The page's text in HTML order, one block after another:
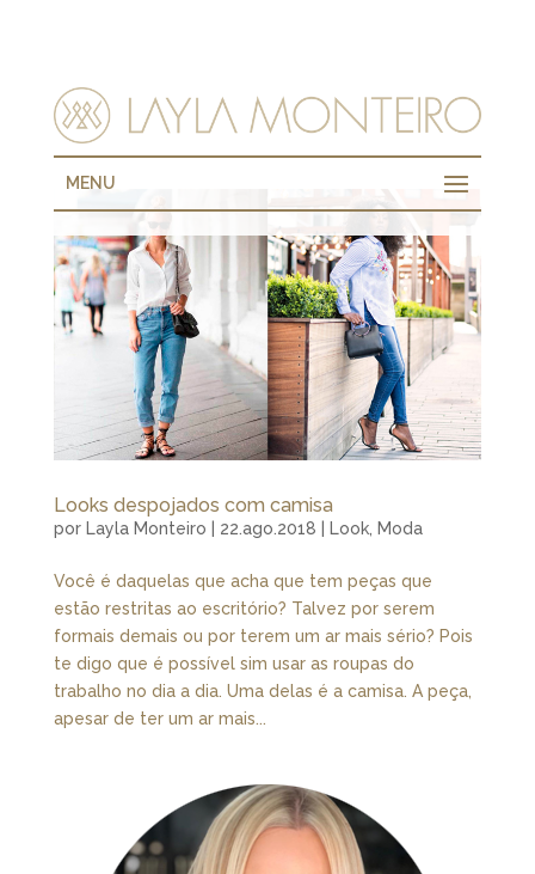
MENU
Looks despojados com camisa
por Layla Monteiro 22.ago.2018 Look, Moda
Você é daquelas que acha que tem peças que
estão restritas ao escritório? Talvez por serem
formais demais ou por terem um ar mais sério? Pois
te digo que é possível sim usar as roupas do
trabalho no dia a dia. Uma delas é a camisa. A peça,
apesar de ter um ar mais...